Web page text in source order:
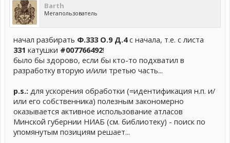
Barth
Мегапользователь
начал разбирать Ф.333 О.9 Д.4с начала, т.е. с листа
331 катушки #007766492!
было бы здорово, если бы кто-то подхватил в
разработку вторую и/или третью часть...
p.s.: для ускорения обработки (=идентификация н.п. и/
или его собственника) полезным закономерно
оказывается активное использование атласов
Минской губернии НИАБ (см. библиотеку) - поиск по
упомянутым позициям решает...